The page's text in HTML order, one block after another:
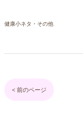
健康小ネタ・その他
< 前のページ